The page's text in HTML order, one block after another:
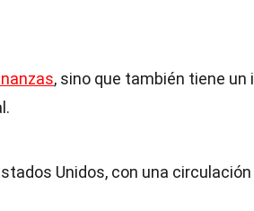
, sino que también tiene un
Unidos, con una